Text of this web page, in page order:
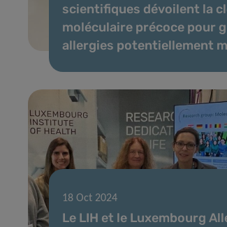
scientifiques dévoilent la
moléculaire précoce pour
allergies potentiellement
18 Oct 2024
Le LIH et le Luxembourg